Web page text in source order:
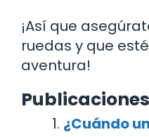
¡Así que
ruedas y que
aventura!
¿Cuándo